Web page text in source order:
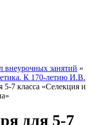
внеурочных занятий »
К 170-летию И.В.
7 класса «Селекция и
для 5-7